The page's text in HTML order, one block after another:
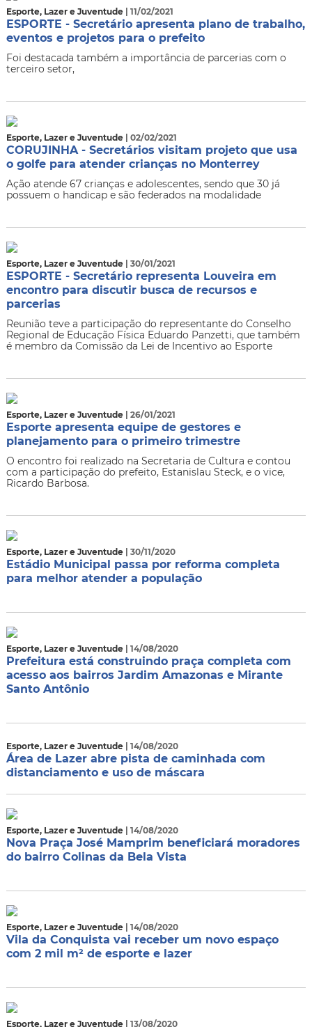
Esporte, Lazer e Juventude | 11/02/2021
ESPORTE - Secretário apresenta plano de trabalho,
eventos e projetos para o prefeito
Foi destacada também a importância de parcerias com o
terceiro setor,
Esporte, Lazer e Juventude | 02/02/2021
CORUJINHA - Secretários visitam projeto que usa
o golfe para atender crianças no Monterrey
Ação atende 67 crianças e adolescentes, sendo que 30 já
possuem o handicap e são federados na modalidade
Esporte, Lazer e Juventude | 30/01/2021
ESPORTE - Secretário representa Louveira em
encontro para discutir busca de recursos e
parcerias
Reunião teve a participação do representante do Conselho
Regional de Educação Física Eduardo Panzetti, que também
é membro da Comissão da Lei de Incentivo ao Esporte
Esporte, Lazer e Juventude | 26/01/2021
Esporte apresenta equipe de gestores e
planejamento para o primeiro trimestre
O encontro foi realizado na Secretaria de Cultura e contou
com a participação do prefeito, Estanislau Steck, e o vice,
Ricardo Barbosa.
Esporte, Lazer e Juventude | 30/11/2020
Estádio Municipal passa por reforma completa
para melhor atender a população
Esporte, Lazer e Juventude | 14/08/2020
Prefeitura está construindo praça completa com
acesso aos bairros Jardim Amazonas e Mirante
Santo Antônio
Esporte, Lazer e Juventude | 14/08/2020
Área de Lazer abre pista de caminhada com
distanciamento e uso de máscara
Esporte, Lazer e Juventude | 14/08/2020
Nova Praça José Mamprim beneficiará moradores
do bairro Colinas da Bela Vista
Esporte, Lazer e Juventude | 14/08/2020
Vila da Conquista vai receber um novo espaço
com 2 mil m² de esporte e lazer
Esporte, Lazer e Juventude | 13/08/2020